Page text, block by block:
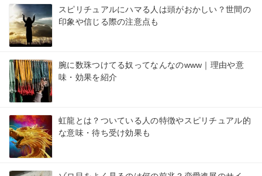
スピリチュアルにハマる人は頭がおかしい？世間の
印象や信じる際の注意点も
腕に数珠つけてる奴ってなんなのwww｜理由や意
味・効果を紹介
虹龍とは？ついている人の特徴やスピリチュアル的
な意味・待ち受け効果も